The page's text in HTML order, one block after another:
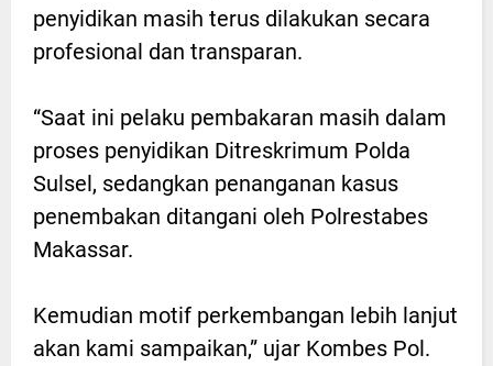
penyidikan masih terus dilakukan secara
profesional dan transparan.
“Saat ini pelaku pembakaran masih dalam
proses penyidikan Ditreskrimum Polda
Sulsel, sedangkan penanganan kasus
penembakan ditangani oleh Polrestabes
Makassar.
Kemudian motif perkembangan lebih lanjut
akan kami sampaikan,” ujar Kombes Pol.